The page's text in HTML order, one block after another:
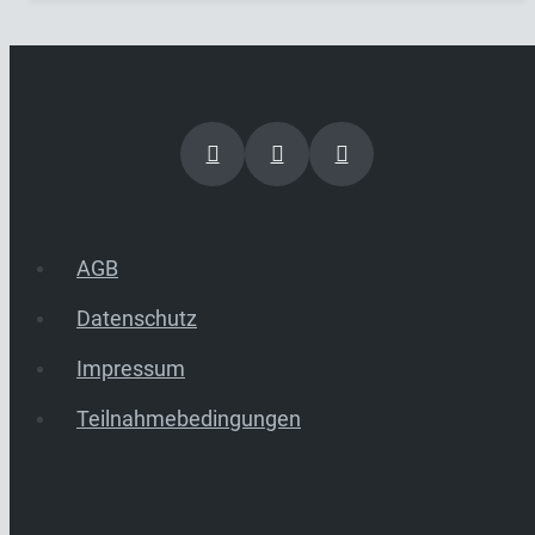
AGB
Datenschutz
Impressum
Teilnahmebedingungen